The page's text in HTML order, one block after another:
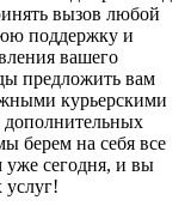
вызов любой
поддержку и
вашего
предложить вам
курьерскими
берем на себя все
уже сегодня, и вы
услуг!